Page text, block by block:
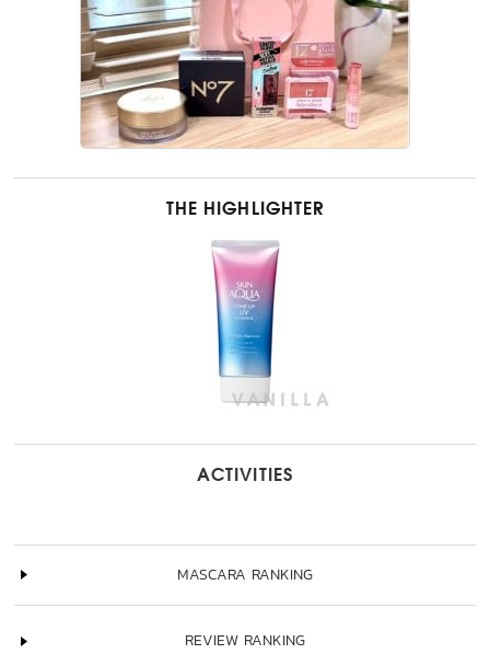
THE HIGHLIGHTER
ACTIVITIES
MASCARA RANKING
REVIEW RANKING